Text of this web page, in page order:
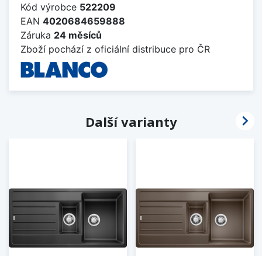
Kód výrobce 522209
EAN 4020684659888
Záruka 24 měsíců
Zboží pochází z oficiální distribuce pro ČR
Další varianty 